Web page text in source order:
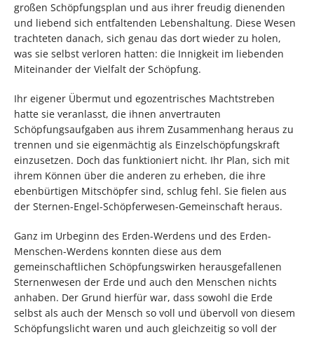
großen Schöpfungsplan und aus ihrer freudig dienenden
und liebend sich entfaltenden Lebenshaltung. Diese Wesen
trachteten danach, sich genau das dort wieder zu holen,
was sie selbst verloren hatten: die Innigkeit im liebenden
Miteinander der Vielfalt der Schöpfung.
Ihr eigener Übermut und egozentrisches Machtstreben
hatte sie veranlasst, die ihnen anvertrauten
Schöpfungsaufgaben aus ihrem Zusammenhang heraus zu
trennen und sie eigenmächtig als Einzelschöpfungskraft
einzusetzen. Doch das funktioniert nicht. Ihr Plan, sich mit
ihrem Können über die anderen zu erheben, die ihre
ebenbürtigen Mitschöpfer sind, schlug fehl. Sie fielen aus
der Sternen-Engel-Schöpferwesen-Gemeinschaft heraus.
Ganz im Urbeginn des Erden-Werdens und des Erden-
Menschen-Werdens konnten diese aus dem
gemeinschaftlichen Schöpfungswirken herausgefallenen
Sternenwesen der Erde und auch den Menschen nichts
anhaben. Der Grund hierfür war, dass sowohl die Erde
selbst als auch der Mensch so voll und übervoll von diesem
Schöpfungslicht waren und auch gleichzeitig so voll der